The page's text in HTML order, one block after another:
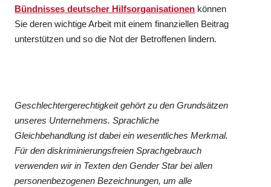
Bündnisses deutscher Hilfsorganisationen können
Sie deren wichtige Arbeit mit einem finanziellen Beitrag
unterstützen und so die Not der Betroffenen lindern.
Geschlechtergerechtigkeit gehört zu den Grundsätzen
unseres Unternehmens. Sprachliche
Gleichbehandlung ist dabei ein wesentliches Merkmal.
Für den diskriminierungsfreien Sprachgebrauch
verwenden wir in Texten den Gender Star bei allen
personenbezogenen Bezeichnungen, um alle